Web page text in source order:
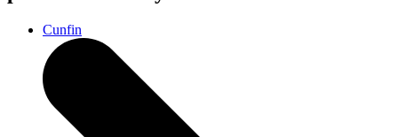
Cunfin